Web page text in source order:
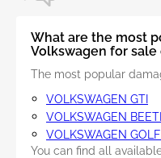
What are the most
Volkswagen for sale
The most popular
VOLKSWAGEN GTI
VOLKSWAGEN
VOLKSWAGEN
You can find all